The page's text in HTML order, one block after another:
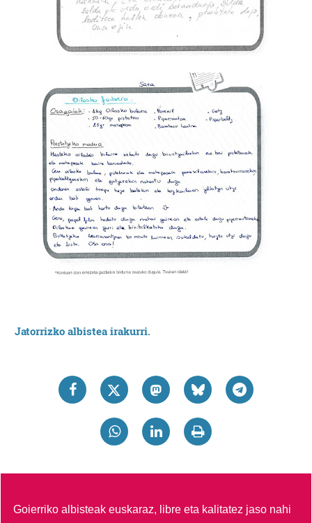
Jatorrizko albistea irakurri.
Goierriko albisteak euskaraz, libre eta kalitatez jaso nahi